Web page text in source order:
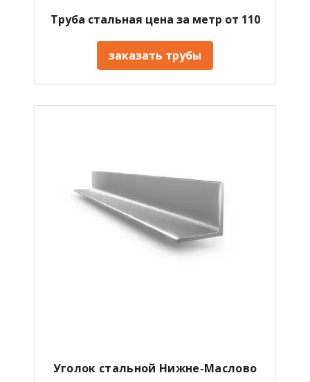
Труба стальная цена за метр от 110
заказать трубы
Уголок стальной Нижне-Маслово